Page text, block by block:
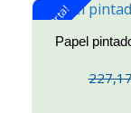
¡Oferta!
Papel